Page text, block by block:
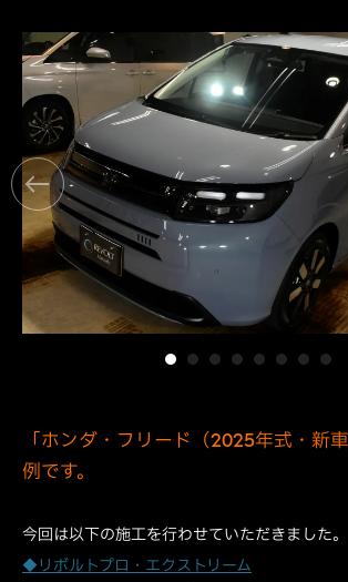
「ホンダ・フリード（2025年式・新
例です。
今回は以下の施工を行わせていただきました。
◆リボルトプロ・エクストリーム